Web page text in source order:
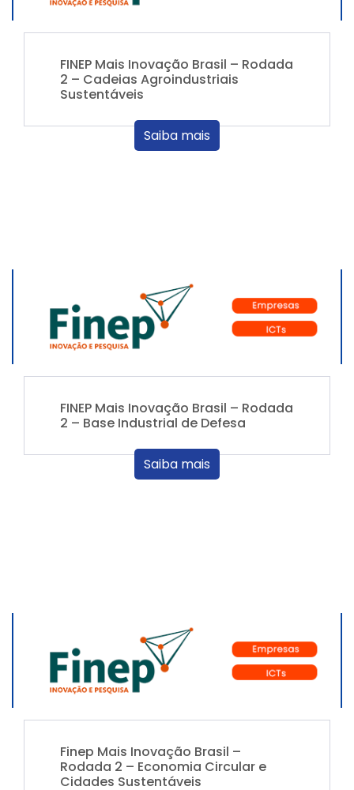
FINEP Mais Inovação Brasil – Rodada
2 – Cadeias Agroindustriais
Sustentáveis
Saiba mais
FINEP Mais Inovação Brasil – Rodada
2 – Base Industrial de Defesa
Saiba mais
Finep Mais Inovação Brasil –
Rodada 2 – Economia Circular e
Cidades Sustentáveis